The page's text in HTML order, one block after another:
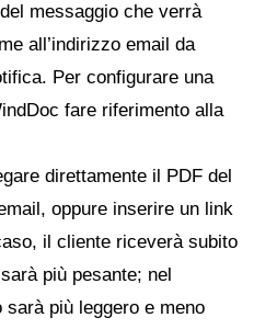
messaggio che verrà
all’indirizzo email da
Per configurare una
fare riferimento alla
direttamente il PDF del
oppure inserire un link
il cliente riceverà subito
più pesante; nel
più leggero e meno